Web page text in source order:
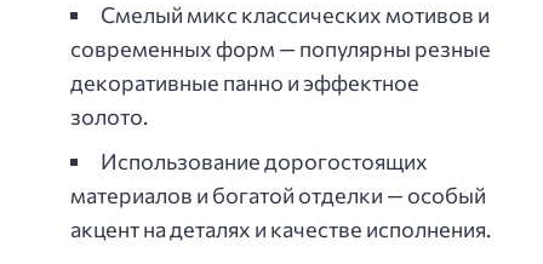
Смелый микс классических мотивов и
современных форм — популярны резные
декоративные панно и эффектное
золото.
Использование дорогостоящих
материалов и богатой отделки — особый
акцент на деталях и качестве исполнения.